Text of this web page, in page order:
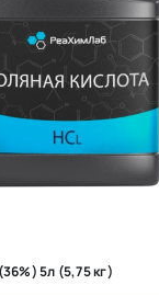
5л (5,75 кг)